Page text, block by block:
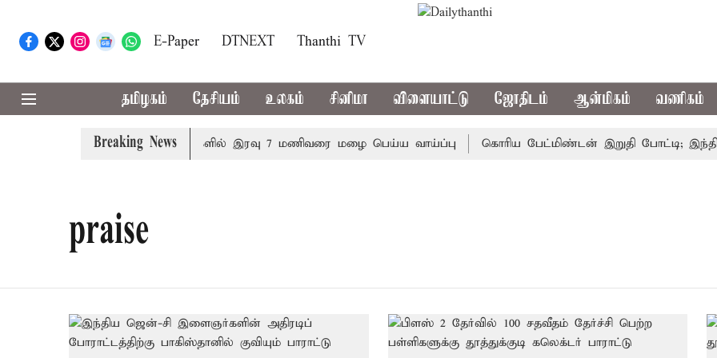
E-Paper DTNEXT Thanthi TV
தமிழகம் தேசியம் உலகம் சினிமா விளையாட்டு ஜோதிடம் ஆன்மிகம் வணிகம்
Breaking News
23 மாவட்டங்களில் இரவு 7 மணிவரை மழை பெய்ய வாய்ப்பு கொரிய பேட்மிண்டன் இறுதி போட்டி;
praise